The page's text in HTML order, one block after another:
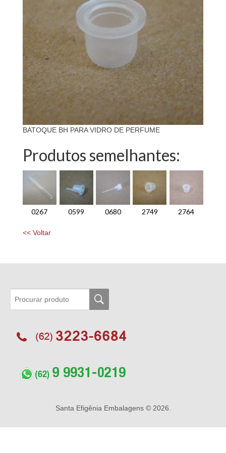
BATOQUE BH PARA VIDRO DE PERFUME
Produtos semelhantes:
0267 0599 0680 2749 2764
<< Voltar
Santa Efigênia Embalagens © 2026.